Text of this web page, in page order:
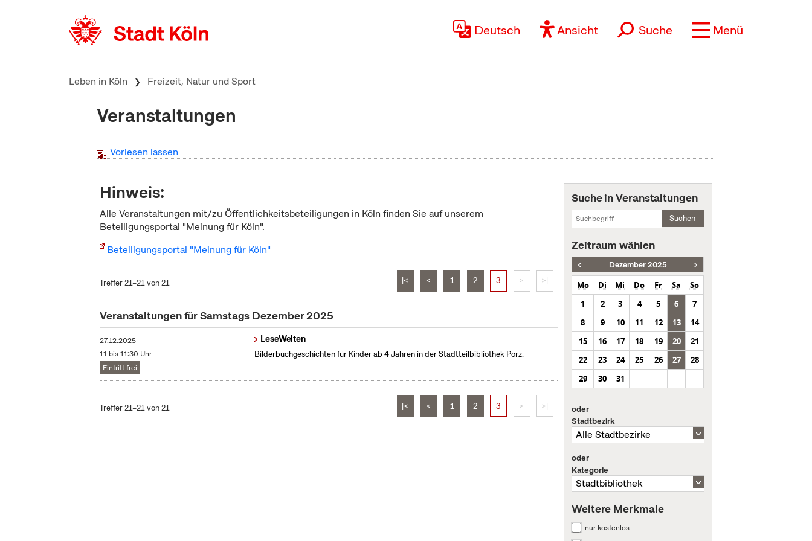
Deutsch Ansicht Suche Menü
Leben in Köln Freizeit, Natur und Sport
Veranstaltungen
Vorlesen lassen
Hinweis:
Alle Veranstaltungen mit/zu Öffentlichkeitsbeteiligungen in Köln finden Sie auf unserem
Beteiligungsportal "Meinung für Köln".
Beteiligungsportal "Meinung für Köln"
Treffer 21–21 von 21 |< < 1 2 3 > >|
Veranstaltungen für Samstags Dezember 2025
27.12.2025
11 bis 11:30 Uhr
Eintritt frei
LeseWelten
Bilderbuchgeschichten für Kinder ab 4 Jahren in der Stadtteilbibliothek Porz.
Treffer 21–21 von 21 |< < 1 2 3 > >|
Suche in Veranstaltungen
Suchen
Zeitraum wählen
Dezember 2025
Mo Di Mi Do Fr Sa
So
1
2 3 4 5 6
7
8
9 10 11 12 13
14
15
16 17 18 19 20
21
22
23 24 25 26 27
28
29
30 31
oder
Stadtbezirk
oder
Kategorie
Weitere Merkmale
nur kostenlos